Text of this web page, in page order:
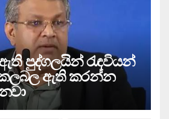
පුද්ගලයින් රැඳවියන්
ඇති කරන්න